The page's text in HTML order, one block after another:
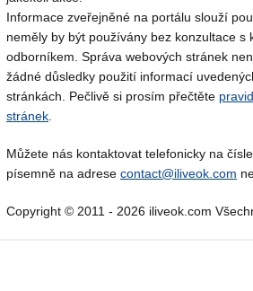
Informace zveřejněné na portálu slouží
neměly by být používány bez konzultace s
odborníkem. Správa webových stránek
žádné důsledky použití informací
stránkách. Pečlivě si prosím přečtěte
stránek
Můžete nás kontaktovat telefonicky na
písemně na adrese contact@iliveok.com
Copyright © 2011 - 2026 iliveok.com